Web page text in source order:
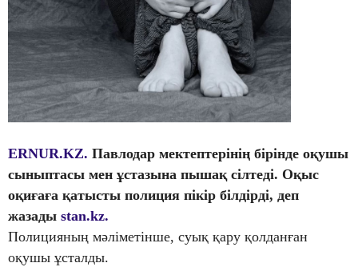
ERNUR.KZ. Павлодар мектептерінің бірінде оқушы
сыныптасы мен ұстазына пышақ сілтеді. Оқыс
оқиғаға қатысты полиция пікір білдірді, деп
жазады stan.kz.
Полицияның мәліметінше, суық қару қолданған
оқушы ұсталды.